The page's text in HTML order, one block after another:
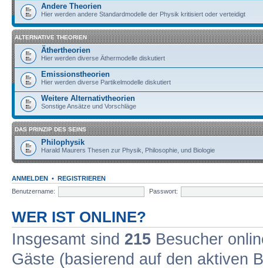
Andere Theorien
Hier werden andere Standardmodelle der Physik kritisiert oder verteidigt
ALTERNATIVE THEORIEN
Äthertheorien
Hier werden diverse Äthermodelle diskutiert
Emissionstheorien
Hier werden diverse Partikelmodelle diskutiert
Weitere Alternativtheorien
Sonstige Ansätze und Vorschläge
DAS PRINZIP DES SEINS
Philophysik
Harald Maurers Thesen zur Physik, Philosophie, und Biologie
ANMELDEN • REGISTRIEREN
Benutzername:
Passwort:
WER IST ONLINE?
Insgesamt sind 215 Besucher
Gäste (basierend auf den aktiven